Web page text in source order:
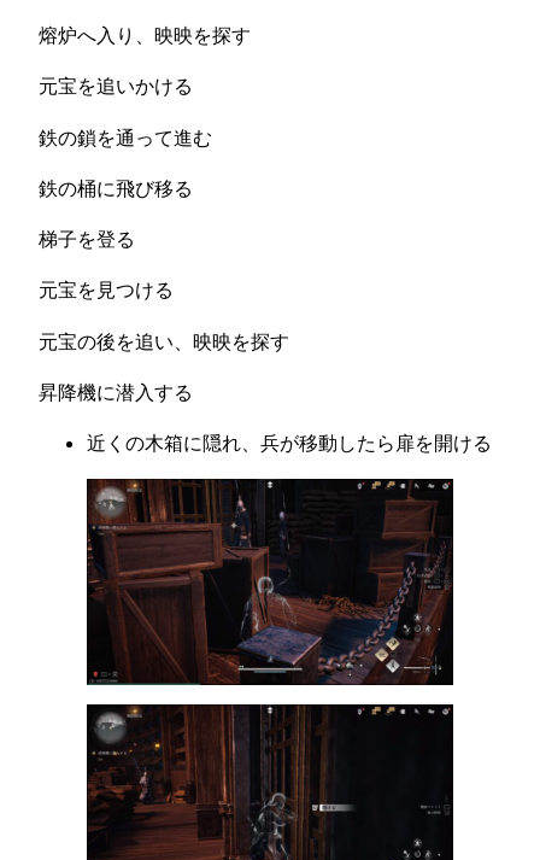
熔炉へ入り、映映を探す
元宝を追いかける
鉄の鎖を通って進む
鉄の桶に飛び移る
梯子を登る
元宝を見つける
元宝の後を追い、映映を探す
昇降機に潜入する
近くの木箱に隠れ、兵が移動したら扉を開ける